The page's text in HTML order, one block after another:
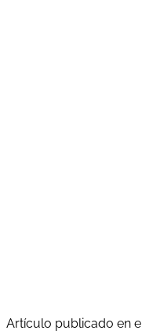
Artículo publicado en